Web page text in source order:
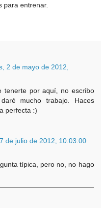
para entrenar.
2 de mayo de 2012,
tenerte por aquí, no escribo
mucho trabajo. Haces
perfecta :)
de julio de 2012, 10:03:00
típica, pero no, no hago